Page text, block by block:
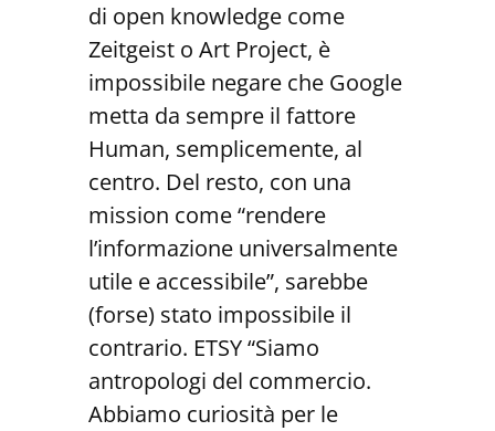
di open knowledge come
Zeitgeist o Art Project, è
impossibile negare che Google
metta da sempre il fattore
Human, semplicemente, al
centro. Del resto, con una
mission come “rendere
l’informazione universalmente
utile e accessibile”, sarebbe
(forse) stato impossibile il
contrario. ETSY “Siamo
antropologi del commercio.
Abbiamo curiosità per le